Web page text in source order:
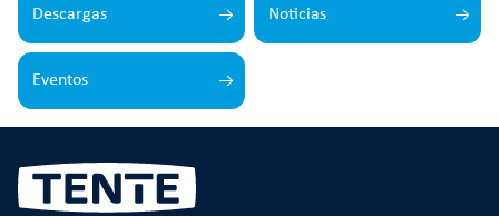
Descargas Noticias
Eventos